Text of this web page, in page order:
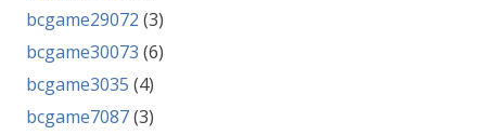
bcgame29072 (3)
bcgame30073 (6)
bcgame3035 (4)
bcgame7087(3)